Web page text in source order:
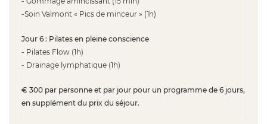
-Soin Valmont « Pics de minceur » (1h)
Jour 6 : Pilates en pleine conscience
- Pilates Flow (1h)
- Drainage lymphatique (1h)
€ 300 par personne et par jour pour un programme de 6 jours,
en supplément du prix du séjour.